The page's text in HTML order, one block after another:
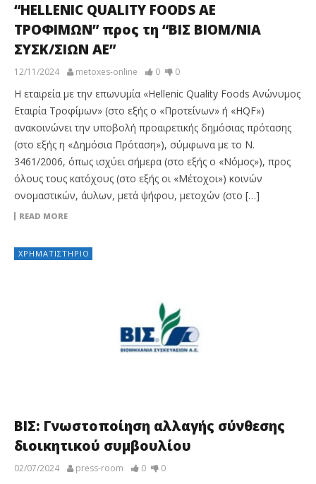
“HELLENIC QUALITY FOODS ΑΕ
ΤΡΟΦΙΜΩΝ” προς τη “ΒΙΣ ΒΙΟΜ/ΝΙΑ
ΣΥΣΚ/ΣΙΩΝ ΑΕ”
12/11/2024 metoxes-online 0 0
Η εταιρεία με την επωνυμία «Hellenic Quality Foods Ανώνυμος
Εταιρία Τροφίμων» (στο εξής ο «Προτείνων» ή «HQF»)
ανακοινώνει την υποβολή προαιρετικής δημόσιας πρότασης
(στο εξής η «Δημόσια Πρόταση»), σύμφωνα με το Ν.
3461/2006, όπως ισχύει σήμερα (στο εξής ο «Νόμος»), προς
όλους τους κατόχους (στο εξής οι «Μέτοχοι») κοινών
ονομαστικών, άυλων, μετά ψήφου, μετοχών (στο […]
READ MORE
ΧΡΗΜΑΤΙΣΤΉΡΙΟ
ΒΙΣ: Γνωστοποίηση αλλαγής σύνθεσης
διοικητικού συμβουλίου
02/07/2024 press-room 0 0